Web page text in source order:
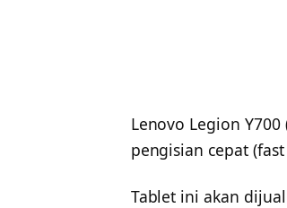
Lenovo Legion
pengisian cepat
Tablet ini akan